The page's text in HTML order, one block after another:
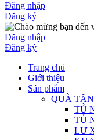
Đăng nhập
Đăng ký
Đăng nhập
Đăng ký
Trang chủ
Giới thiệu
Sản phẩm
QUÀ
TỦ
TỦ
LƯ